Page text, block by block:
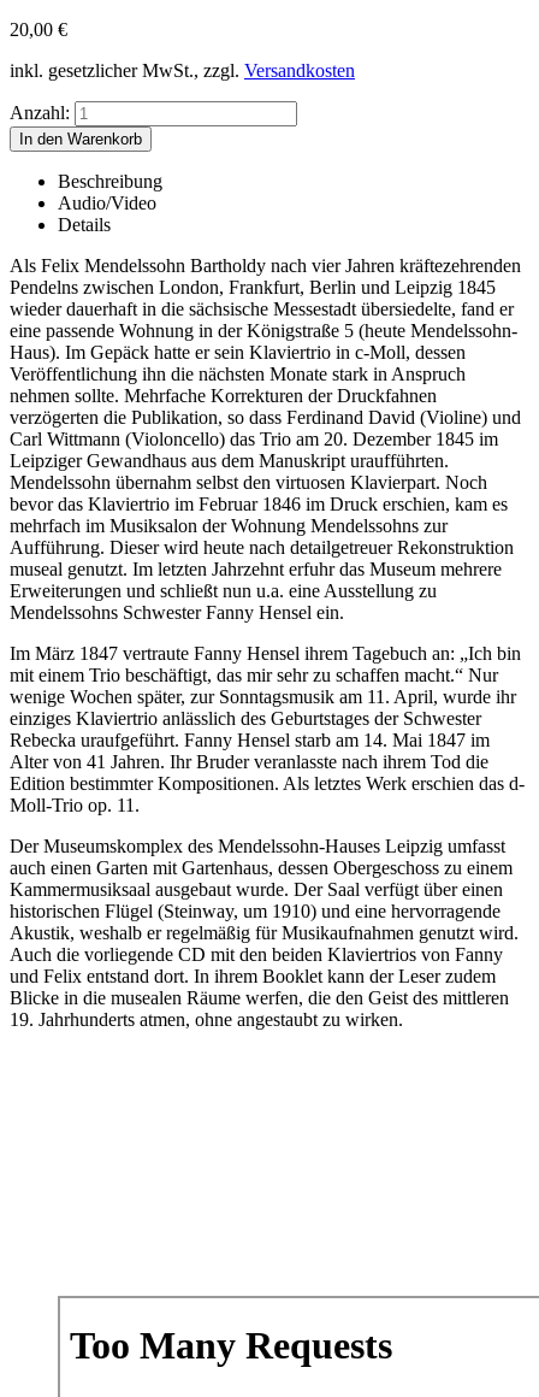
20,00 €
inkl. gesetzlicher MwSt., zzgl. Versandkosten
Anzahl:
Beschreibung
Audio/Video
Details
Als Felix Mendelssohn Bartholdy nach vier Jahren kräftezehrenden
Pendelns zwischen London, Frankfurt, Berlin und Leipzig 1845
wieder dauerhaft in die sächsische Messestadt übersiedelte, fand er
eine passende Wohnung in der Königstraße 5 (heute Mendelssohn-
Haus). Im Gepäck hatte er sein Klaviertrio in c-Moll, dessen
Veröffentlichung ihn die nächsten Monate stark in Anspruch
nehmen sollte. Mehrfache Korrekturen der Druckfahnen
verzögerten die Publikation, so dass Ferdinand David (Violine) und
Carl Wittmann (Violoncello) das Trio am 20. Dezember 1845 im
Leipziger Gewandhaus aus dem Manuskript uraufführten.
Mendelssohn übernahm selbst den virtuosen Klavierpart. Noch
bevor das Klaviertrio im Februar 1846 im Druck erschien, kam es
mehrfach im Musiksalon der Wohnung Mendelssohns zur
Aufführung. Dieser wird heute nach detailgetreuer Rekonstruktion
museal genutzt. Im letzten Jahrzehnt erfuhr das Museum mehrere
Erweiterungen und schließt nun u.a. eine Ausstellung zu
Mendelssohns Schwester Fanny Hensel ein.
Im März 1847 vertraute Fanny Hensel ihrem Tagebuch an: „Ich bin
mit einem Trio beschäftigt, das mir sehr zu schaffen macht.“ Nur
wenige Wochen später, zur Sonntagsmusik am 11. April, wurde ihr
einziges Klaviertrio anlässlich des Geburtstages der Schwester
Rebecka uraufgeführt. Fanny Hensel starb am 14. Mai 1847 im
Alter von 41 Jahren. Ihr Bruder veranlasste nach ihrem Tod die
Edition bestimmter Kompositionen. Als letztes Werk erschien das d-
Moll-Trio op. 11.
Der Museumskomplex des Mendelssohn-Hauses Leipzig umfasst
auch einen Garten mit Gartenhaus, dessen Obergeschoss zu einem
Kammermusiksaal ausgebaut wurde. Der Saal verfügt über einen
historischen Flügel (Steinway, um 1910) und eine hervorragende
Akustik, weshalb er regelmäßig für Musikaufnahmen genutzt wird.
Auch die vorliegende CD mit den beiden Klaviertrios von Fanny
und Felix entstand dort. In ihrem Booklet kann der Leser zudem
Blicke in die musealen Räume werfen, die den Geist des mittleren
19. Jahrhunderts atmen, ohne angestaubt zu wirken.